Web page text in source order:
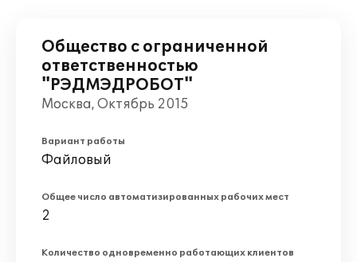
Общество с ограниченной
ответственностью
"РЭДМЭДРОБОТ"
Москва, Октябрь 2015
Вариант работы
Файловый
Общее число автоматизированных рабочих мест
2
Количество одновременно работающих клиентов